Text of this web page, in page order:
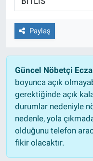
Paylaş
Güncel Nöbetçi
boyunca açık
gerektiğinde açık
durumlar nedeniyle
nedenle, yola
olduğunu telefon
fikir olacaktır.